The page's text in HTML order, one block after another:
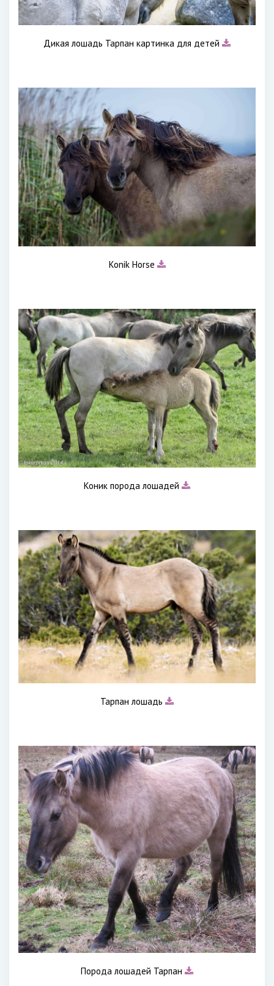
Дикая лошадь Тарпан картинка для детей
Konik Horse
Коник порода лошадей
Тарпан лошадь
Порода лошадей Тарпан